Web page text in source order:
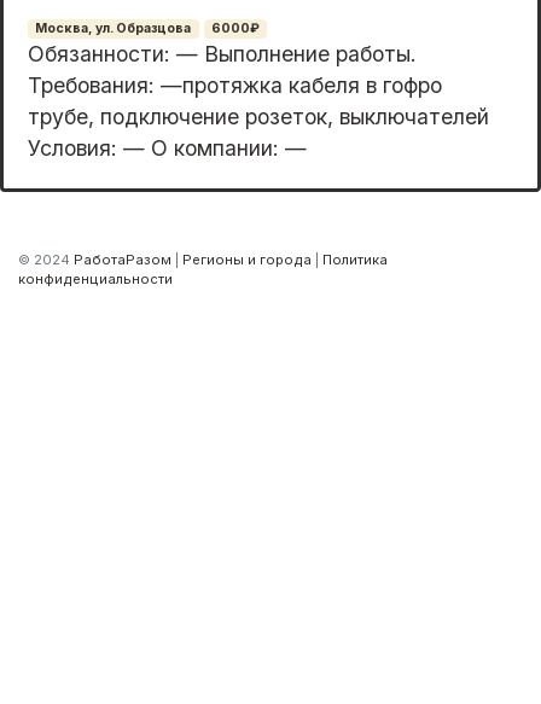
Москва, ул. Образцова 6000₽
Обязанности: — Выполнение работы.
Требования: —протяжка кабеля в гофро
трубе, подключение розеток, выключателей
Условия: — О компании: —
© 2024 РаботаРазом Регионы и города
Политика
конфиденциальности